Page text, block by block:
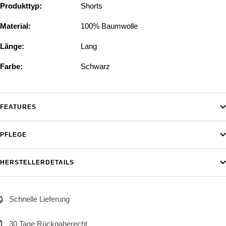
Produkttyp: Shorts
Material: 100% Baumwolle
Länge: Lang
Farbe: Schwarz
FEATURES
PFLEGE
HERSTELLERDETAILS
Schnelle Lieferung
30 Tage Rückgaberecht